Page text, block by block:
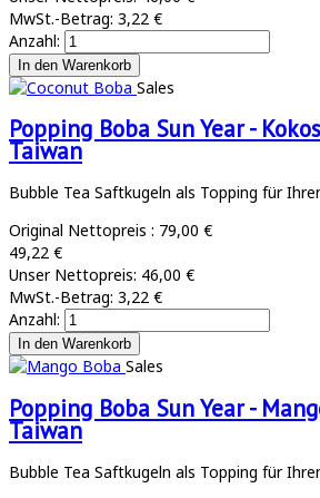
MwSt.-Betrag: 3,22 €
Anzahl:
Sales
Popping Boba Sun Year -
Taiwan
Bubble Tea Saftkugeln als Topping für
Original Nettopreis : 79,00 €
49,22 €
Unser Nettopreis: 46,00 €
MwSt.-Betrag: 3,22 €
Anzahl:
Sales
Popping Boba Sun Year -
Taiwan
Bubble Tea Saftkugeln als Topping für